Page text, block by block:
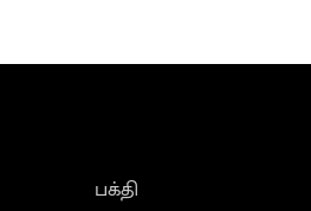
பக்தி